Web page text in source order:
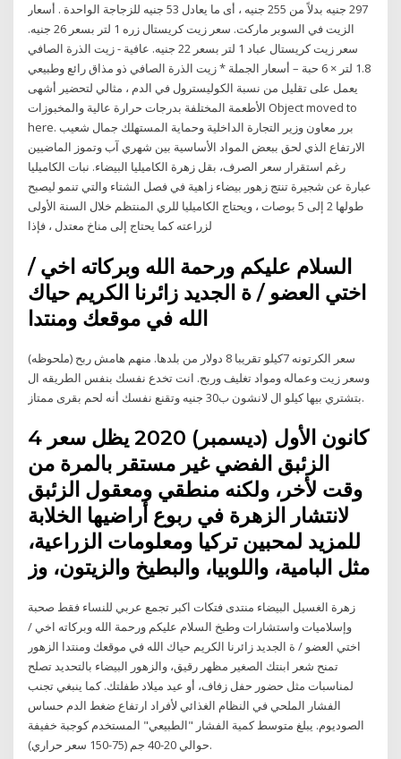
297 جنيه بدلاً من 255 جنيه ، أى ما يعادل 53 جنيه للزجاجة الواحدة . أسعار
الزيت في السوبر ماركت. سعر زيت كريستال زره 1 لتر بسعر 26 جنيه.
سعر زيت كريستال عباد 1 لتر بسعر 22 جنيه. عافية - زيت الذرة الصافي
1.8 لتر × 6 حبة – أسعار الجملة * زيت الذرة الصافي ذو مذاق رائع وطبيعي
يعمل على تقليل من نسبة الكوليسترول في الدم ، مثالي لتحضير أشهى
الأطعمة المختلفة بدرجات حرارة عالية والمخبوزات Object moved to
here. برر معاون وزير التجارة الداخلية وحماية المستهلك جمال شعيب
الارتفاع الذي لحق ببعض المواد الأساسية بين شهري آب وتموز الماضيين
رغم استقرار سعر الصرف، بقل زهرة الكاميليا البيضاء. نبات الكاميليا
عبارة عن شجيرة تنتج زهور بيضاء زاهية في فصل الشتاء والتي تنمو ليصبح
طولها 2 إلى 5 بوصات ، ويحتاج الكاميليا للري المنتظم خلال السنة الأولى
لزراعته كما يحتاج إلى مناخ معتدل ، فإذا
السلام عليكم ورحمة الله وبركاته اخي /
اختي العضو / ة الجديد زائرنا الكريم حياك
الله في موقعك ومنتدا
(ملحوظه) سعر الكرتونه 7كيلو تقريبا 8 دولار من بلدها. منهم هامش ربح
وسعر زيت وعماله ومواد تغليف وربح. انت تخدع نفسك بنفس الطريقه ال
بتشتري بيها كيلو ال لانشون ب30 جنيه وتقنع نفسك أنه لحم بقرى ممتاز.
4 كانون الأول (ديسمبر) 2020 يظل سعر
الزئبق الفضي غير مستقر بالمرة من
وقت لأخر، ولكنه منطقي ومعقول الزئبق
لانتشار الزهرة في ربوع أراضيها الخلابة
للمزيد لمحبين تركيا ومعلومات الزراعية،
مثل البامية، واللوبيا، والبطيخ والزيتون، وز
زهرة الغسيل البيضاء منتدى فتكات اكبر تجمع عربي للنساء فقط صحبة
وإسلاميات واستشارات وطبخ السلام عليكم ورحمة الله وبركاته اخي /
اختي العضو / ة الجديد زائرنا الكريم حياك الله في موقعك ومنتدا الزهور
تمنح شعر ابنتك الصغير مظهر رقيق، والزهور البيضاء بالتحديد تصلح
لمناسبات مثل حضور حفل زفاف، أو عيد ميلاد طفلتك. كما ينبغي تجنب
الفشار الملحي في النظام الغذائي لأفراد ارتفاع ضغط الدم حساس
الصوديوم. يبلغ متوسط كمية الفشار "الطبيعي" المستخدم كوجبة خفيفة
حوالي 20-40 جم (75-150 سعر حراري).